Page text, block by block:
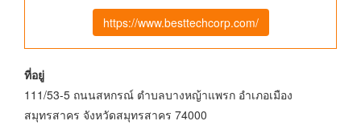
https://www.besttechcorp.com/
ที่อยู่
111/53-5 ถนนสหกรณ์ ตำบลบางหญ้าแพรก อำเภอเมือง
สมุทรสาคร จังหวัดสมุทรสาคร 74000